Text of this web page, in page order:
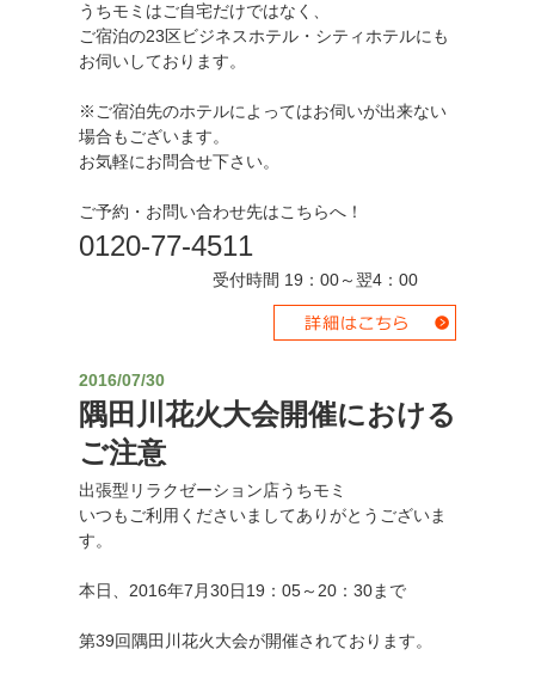
うちモミはご自宅だけではなく、
ご宿泊の23区ビジネスホテル・シティホテルにも
お伺いしております。
※ご宿泊先のホテルによってはお伺いが出来ない
場合もございます。
お気軽にお問合せ下さい。
ご予約・お問い合わせ先はこちらへ！
0120-77-4511
受付時間 19：00～翌4：00
2016/07/30
隅田川花火大会開催における
ご注意
出張型リラクゼーション店うちモミ
いつもご利用くださいましてありがとうございま
す。
本日、2016年7月30日19：05～20：30まで
第39回隅田川花火大会が開催されております。